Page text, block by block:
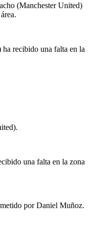
(Manchester United)
recibido una falta en la
una falta en la zona
por Daniel Muñoz.